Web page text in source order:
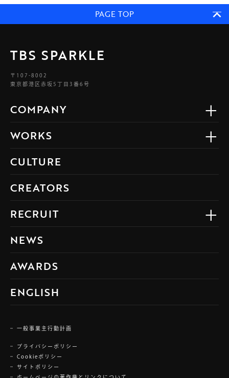
PAGE TOP
TBS SPARKLE
〒107-8002
東京都港区赤坂5丁目3番6号
COMPANY
WORKS
CULTURE
CREATORS
RECRUIT
NEWS
AWARDS
ENGLISH
一般事業主行動計画
プライバシーポリシー
Cookieポリシー
サイトポリシー
ホームページの著作権とリンクについて